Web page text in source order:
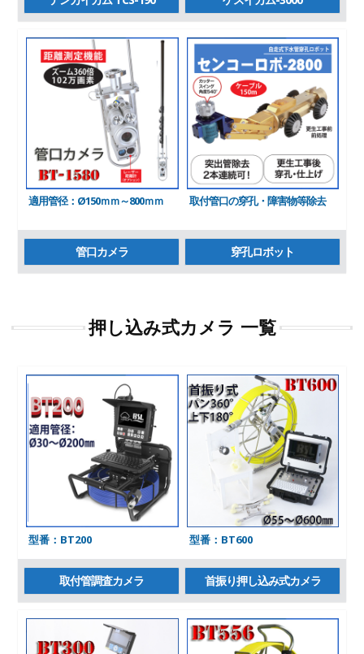
適用管径：Ø150ｍｍ～800ｍｍ 取付管口の穿孔・障害物等除去
管口カメラ 穿孔ロボット
押し込み式カメラ 一覧
型番：BT200 型番：BT600
取付管調査カメラ 首振り押し込み式カメラ